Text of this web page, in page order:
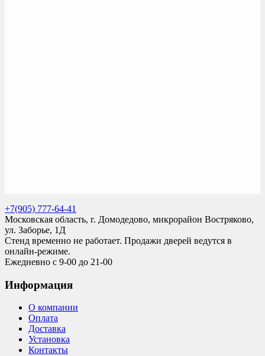
+7(905) 777-64-41
Московская область, г. Домодедово, микрорайон Востряково,
ул. Заборье, 1Д
Стенд временно не работает. Продажи дверей ведутся в
онлайн-режиме.
Ежедневно с 9-00 до 21-00
Информация
О компании
Оплата
Доставка
Установка
Контакты